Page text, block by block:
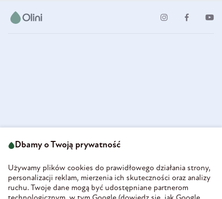
58-160 Świebodzice
REGON 890213034
INFORMACJE
Dbamy o Twoją prywatność
Używamy plików cookies do prawidłowego działania strony,
personalizacji reklam, mierzenia ich skuteczności oraz analizy
ruchu. Twoje dane mogą być udostępniane partnerom